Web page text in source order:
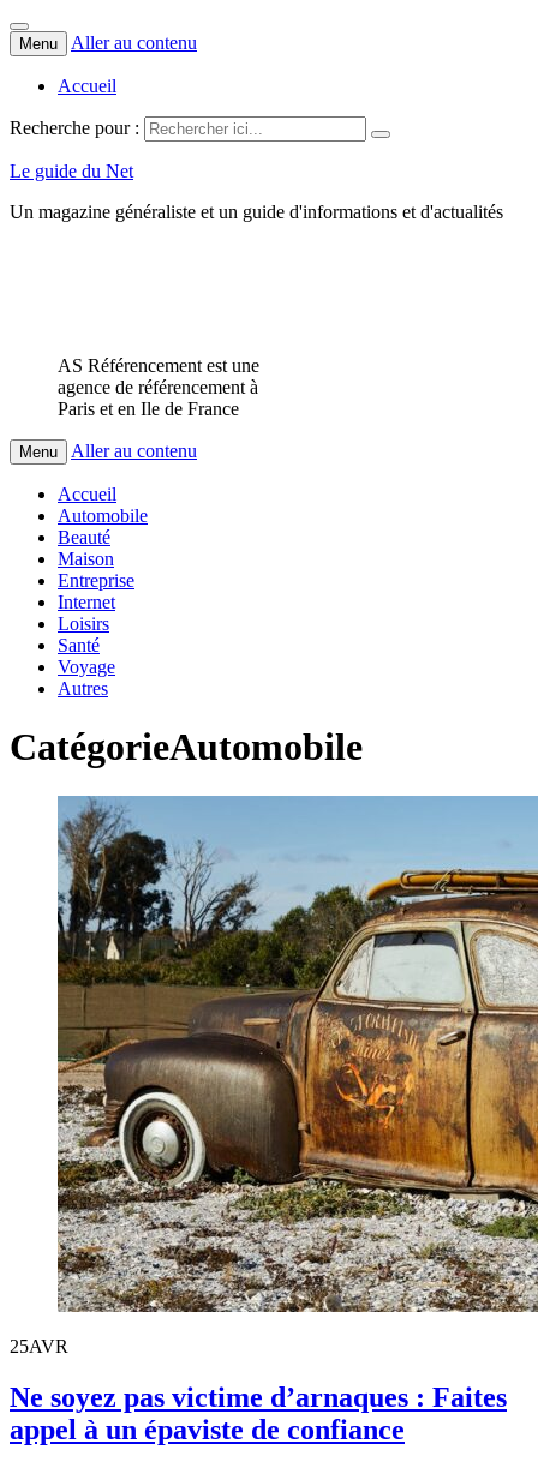
Menu Aller au contenu
Accueil
Recherche pour :
Le guide du Net
Un magazine généraliste et un guide d'informations et d'actualités
AS Référencement est une
agence de référencement à
Paris et en Ile de France
Menu Aller au contenu
Accueil
Automobile
Beauté
Maison
Entreprise
Internet
Loisirs
Santé
Voyage
Autres
CatégorieAutomobile
25AVR
Ne soyez pas victime d’arnaques : Faites
appel à un épaviste de confiance